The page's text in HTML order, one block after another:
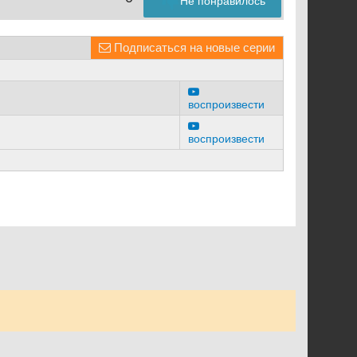
Подписаться на новые серии
воспроизвести
воспроизвести